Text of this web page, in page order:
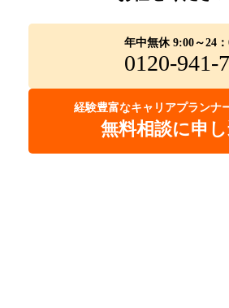
年中無休 9:00～24
0120-941-
経験豊富なキャリアプランナ
無料相談に申